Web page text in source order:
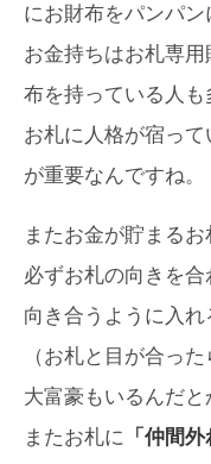
にお財布をパンパン
お金持ちはお札専
布を持っている人も
お札に人格が宿っ
が重要なんですね。
またお金が貯まるお
必ずお札の向きを
向き合うように入れ
（お札と目が合っ
大富豪もいるんだと
またお札に 「仲間